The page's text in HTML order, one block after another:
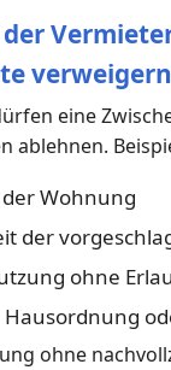
eine
ablehnen.
Wohnung
der
ohne
ohne